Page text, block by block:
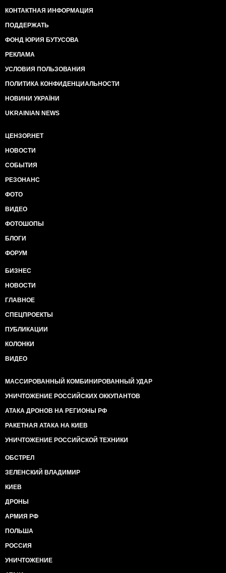
КОНТАКТНАЯ ИНФОРМАЦИЯ
ПОДДЕРЖАТЬ
ФОНД ЮРИЯ БУТУСОВА
РЕКЛАМА
УСЛОВИЯ ПОЛЬЗОВАНИЯ
ПОЛИТИКА КОНФИДЕНЦИАЛЬНОСТИ
НОВИНИ УКРАЇНИ
UKRAINIAN NEWS
ЦЕНЗОР.НЕТ
НОВОСТИ
СОБЫТИЯ
РЕЗОНАНС
ФОТО
ВИДЕО
ФОТОШОПЫ
БЛОГИ
ФОРУМ
БИЗНЕС
НОВОСТИ
ГЛАВНОЕ
СПЕЦПРОЕКТЫ
ПУБЛИКАЦИИ
КОЛОНКИ
ВИДЕО
МАССИРОВАННЫЙ КОМБИНИРОВАННЫЙ УДАР
УНИЧТОЖЕНИЕ РОССИЙСКИХ ОККУПАНТОВ
АТАКА ДРОНОВ НА РЕГИОНЫ РФ
РАКЕТНАЯ АТАКА НА КИЕВ
УНИЧТОЖЕНИЕ РОССИЙСКОЙ ТЕХНИКИ
ОБСТРЕЛ
ЗЕЛЕНСКИЙ ВЛАДИМИР
КИЕВ
ДРОНЫ
АРМИЯ РФ
ПОЛЬША
РОССИЯ
УНИЧТОЖЕНИЕ